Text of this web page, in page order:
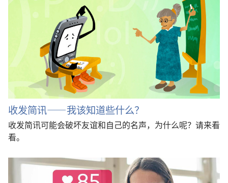
收发简讯——我该知道些什么？
收发简讯可能会破坏友谊和自己的名声，为什么呢？请来看
看。